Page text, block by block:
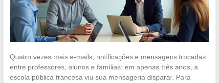
Quatro vezes mais e-mails, notificações e mensagens trocadas
entre professores, alunos e famílias: em apenas três anos, a
escola pública francesa viu sua mensageria disparar. Para